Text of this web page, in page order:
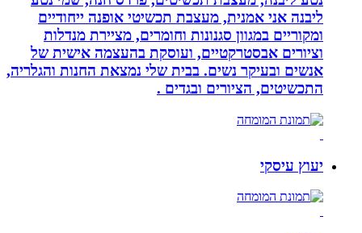
ליבנה אני אמנית, מעצבת תכשיטי אופנה ייחודיים
ומקוריים במגוון סגנונות וחומרים, מציירת מנדלות
וציורים אבסטרקטיים, ועוסקת בהעצמה אישית של
אנשים ובעיקר נשים. בבית שלי נמצאת החנות והגלריה,
התכשיטים, הציורים ובגדים .
יעוץ עיסקי